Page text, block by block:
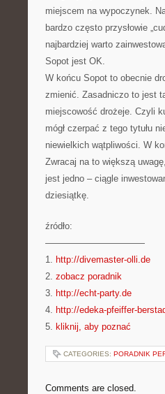
miejscem na wypoczynek.
bardzo często przysłowie
najbardziej warto
Sopot jest OK.
W końcu Sopot to obecnie
zmienić. Zasadniczo to jest
miejscowość drożeje. Czyli
mógł czerpać z tego tytułu
niewielkich wątpliwości. W
Zwracaj na to większą
jest jedno – ciągle
dziesiątkę.
źródło:
———————————
1. http://divemaster-olli.de
2. zobacz poradnik
3. http://echt-party.de
4. http://edeka-pfeiffer-
5. kliknij, aby poznać
CATEGORIES: PORADNIK
Comments are closed.